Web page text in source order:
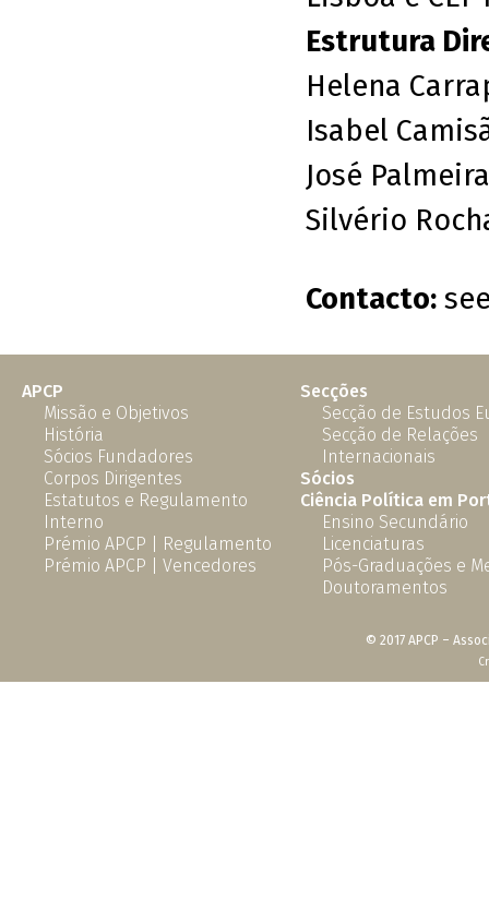
Estrutura
Helena
Isabel
José
Silvério
Contacto:
APCP
Missão e Objetivos
História
Sócios Fundadores
Corpos Dirigentes
Estatutos e Regulamento
Interno
Prémio APCP | Regulamento
Prémio APCP | Vencedores
Secções
Secção de Estudos
Secção de Relações
Internacionais
Sócios
Ciência Política em
Ensino Secundário
Licenciaturas
Pós-Graduações e
Doutoramentos
© 2017 APCP –